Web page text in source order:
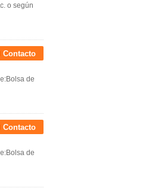
o según
Contacto
de
Contacto
de